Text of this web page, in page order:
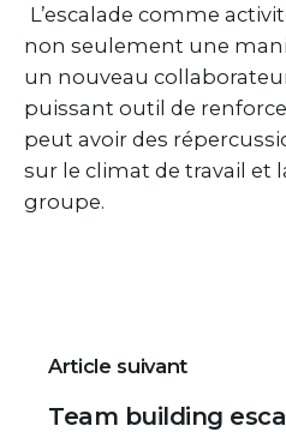
L’escalade comme
non seulement une
un nouveau
puissant outil de
peut avoir des
sur le climat de travail et
groupe.
Article suivant
Team building